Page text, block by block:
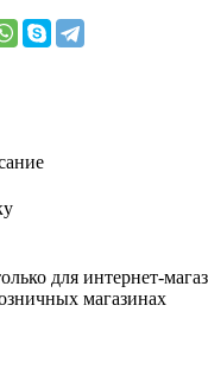
для интернет-
магазинах